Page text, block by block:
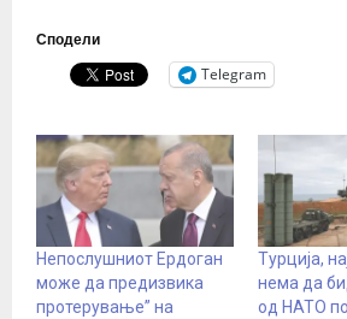
Сподели
Telegram
Непослушниот Ердоган
може да предизвика
протерување” на
Турција,
нема да
од НАТО